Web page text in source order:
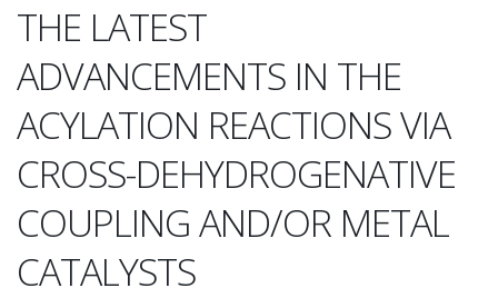
THE LATEST
ADVANCEMENTS IN THE
ACYLATION REACTIONS VIA
CROSS-DEHYDROGENATIVE
COUPLING AND/OR METAL
CATALYSTS